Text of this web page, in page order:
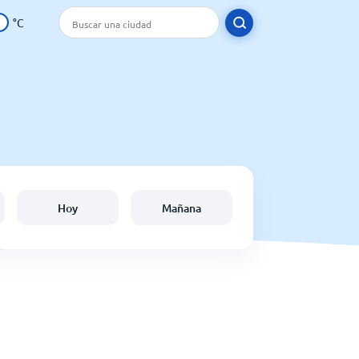
°C
Hoy Mañana